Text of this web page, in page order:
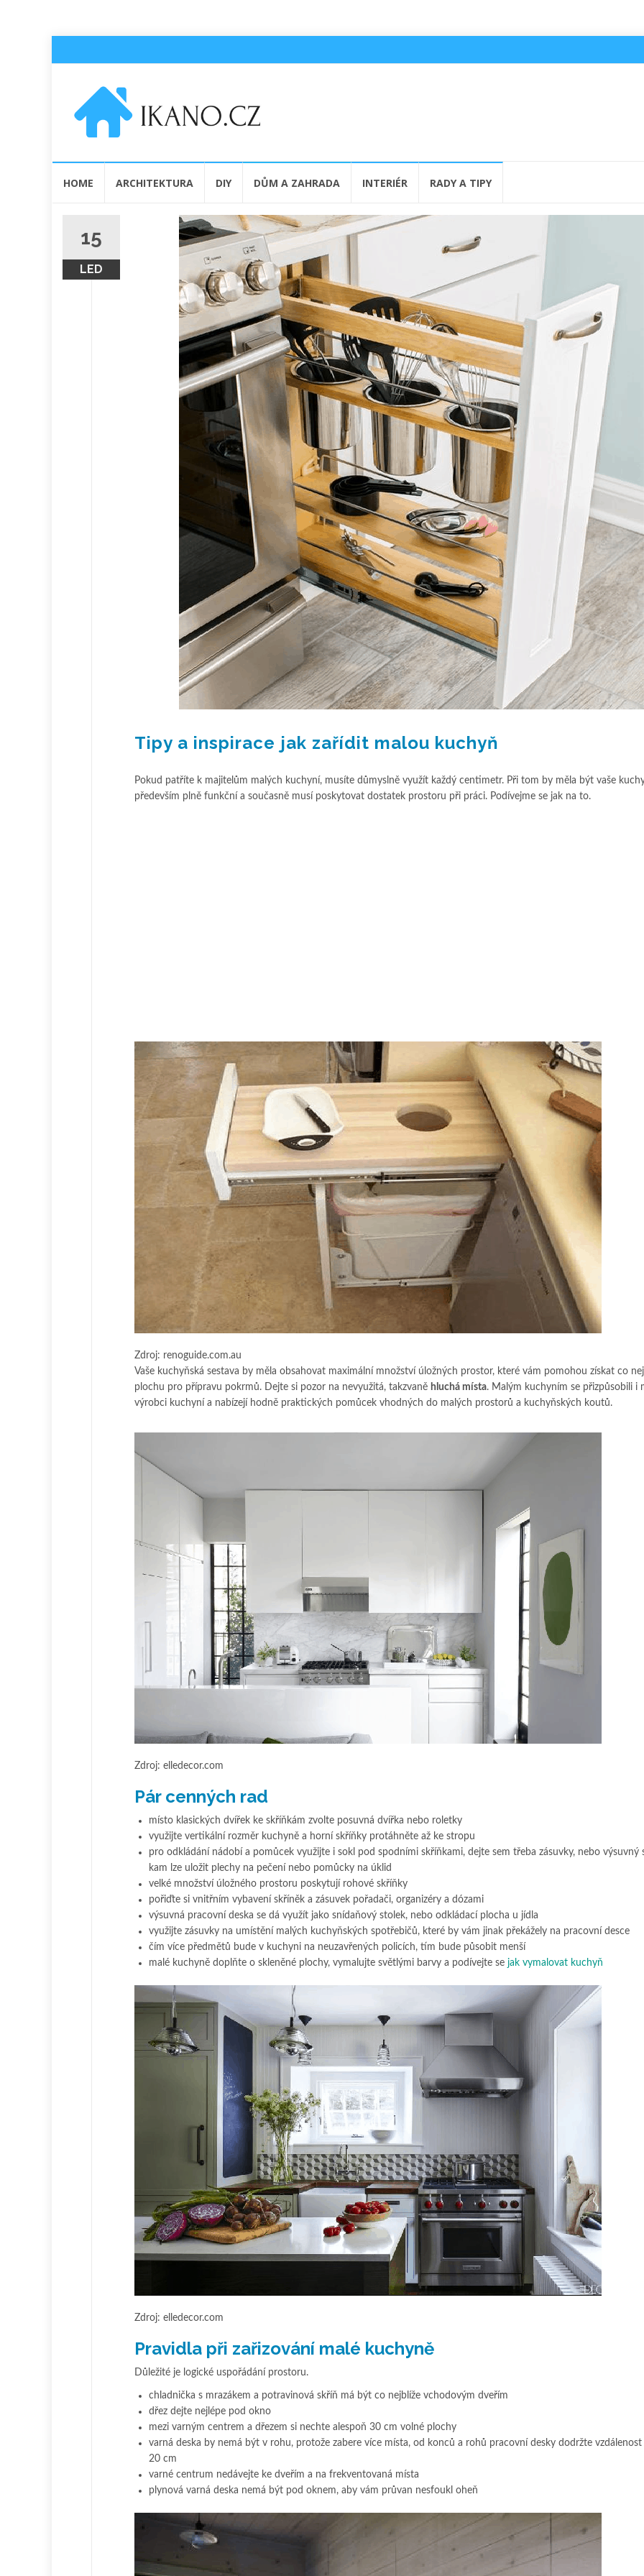
HOME ARCHITEKTURA DIY DŮM A ZAHRADA INTERIÉR RADY A TIPY
15
LED
Tipy a inspirace jak zařídit malou kuchyň
Pokud patříte k majitelům malých kuchyní, musíte důmyslně využít každý centimetr. Při tom by měla být vaše
především plně funkční a současně musí poskytovat dostatek prostoru při práci. Podívejme se jak na to.
Zdroj: renoguide.com.au
Vaše kuchyňská sestava by měla obsahovat maximální množství úložných prostor, které vám pomohou získat co
plochu pro přípravu pokrmů. Dejte si pozor na nevyužitá, takzvaně hluchá místa. Malým kuchyním se přizpůsobili i
výrobci kuchyní a nabízejí hodně praktických pomůcek vhodných do malých prostorů a kuchyňských koutů.
Zdroj: elledecor.com
Pár cenných rad
místo klasických dvířek ke skříňkám zvolte posuvná dvířka nebo roletky
využijte vertikální rozměr kuchyně a horní skříňky protáhněte až ke stropu
pro odkládání nádobí a pomůcek využijte i sokl pod spodními skříňkami, dejte sem třeba zásuvky, nebo výsuvný
kam lze uložit plechy na pečení nebo pomůcky na úklid
velké množství úložného prostoru poskytují rohové skříňky
pořiďte si vnitřním vybavení skříněk a zásuvek pořadači, organizéry a dózami
výsuvná pracovní deska se dá využít jako snídaňový stolek, nebo odkládací plocha u jídla
využijte zásuvky na umístění malých kuchyňských spotřebičů, které by vám jinak překážely na pracovní desce
čím více předmětů bude v kuchyni na neuzavřených policích, tím bude působit menší
malé kuchyně doplňte o skleněné plochy, vymalujte světlými barvy a podívejte se jak vymalovat kuchyň
Zdroj: elledecor.com
Pravidla při zařizování malé kuchyně
Důležité je logické uspořádání prostoru.
chladnička s mrazákem a potravinová skříň má být co nejblíže vchodovým dveřím
dřez dejte nejlépe pod okno
mezi varným centrem a dřezem si nechte alespoň 30 cm volné plochy
varná deska by nemá být v rohu, protože zabere více místa, od konců a rohů pracovní desky dodržte vzdálenost
20 cm
varné centrum nedávejte ke dveřím a na frekventovaná místa
plynová varná deska nemá být pod oknem, aby vám průvan nesfoukl oheň